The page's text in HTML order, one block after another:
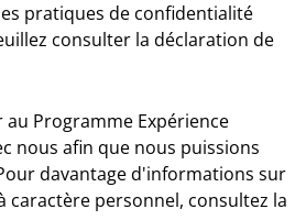
pratiques de confidentialité
consulter la déclaration de
Programme Expérience
nous afin que nous puissions
davantage d'informations sur
personnel, consultez la